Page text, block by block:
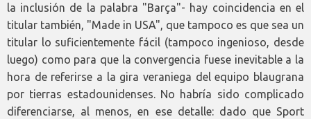
la inclusión de la palabra "Barça"- hay coincidencia en el
titular también, "Made in USA", que tampoco es que sea un
titular lo suficientemente fácil (tampoco ingenioso, desde
luego) como para que la convergencia fuese inevitable a la
hora de referirse a la gira veraniega del equipo blaugrana
por tierras estadounidenses. No habría sido complicado
diferenciarse, al menos, en ese detalle: dado que Sport